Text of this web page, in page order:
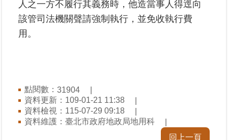
綜
合
資
訊
都
人之一方不履行其義務時，他造當事人得逕向
該管司法機關聲請強制執行，並免收執行費
用。
點閱數： 31904
資料更新：109-01-21 11:38
資料檢視：115-07-29 09:18
資料維護：臺北市政府地政局地用科
回上一頁